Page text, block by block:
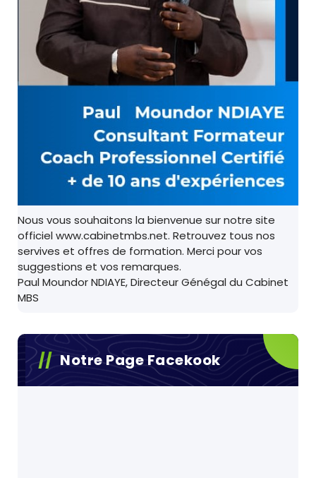
Nous vous souhaitons la bienvenue sur notre site
officiel www.cabinetmbs.net. Retrouvez tous nos
servives et offres de formation. Merci pour vos
suggestions et vos remarques.
Paul Moundor NDIAYE, Directeur Génégal du Cabinet
MBS
Notre Page Facekook